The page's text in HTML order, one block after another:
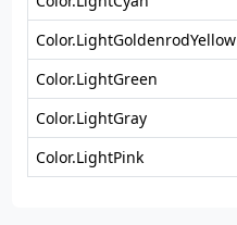
Color.LightGoldenrodYellow
Color.LightGreen
Color.LightGray
Color.LightPink